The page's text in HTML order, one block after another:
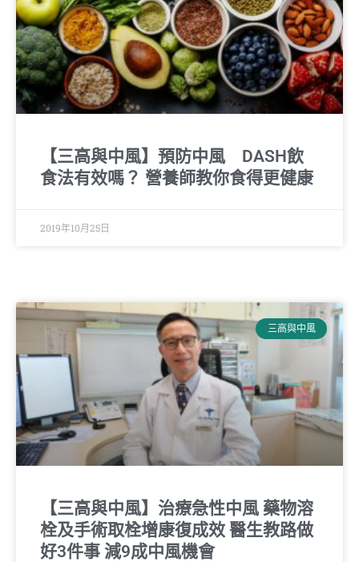
【三高與中風】預防中風 DASH飲
食法有效嗎？ 營養師教你食得更健康
2019年10月25日
三高與中風
【三高與中風】治療急性中風 藥物溶
栓及手術取栓增康復成效 醫生教路做
好3件事 減9成中風機會